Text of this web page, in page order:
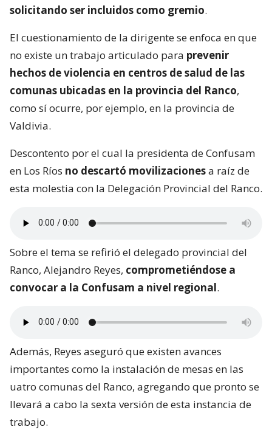
solicitando ser incluidos como gremio.
El cuestionamiento de la dirigente se enfoca en que
no existe un trabajo articulado para prevenir
hechos de violencia en centros de salud de las
comunas ubicadas en la provincia del Ranco,
como sí ocurre, por ejemplo, en la provincia de
Valdivia.
Descontento por el cual la presidenta de Confusam
en Los Ríos no descartó movilizacionesa raíz de
esta molestia con la Delegación Provincial del Ranco.
Sobre el tema se refirió el delegado provincial del
Ranco, Alejandro Reyes, comprometiéndose a
convocar a la Confusam a nivel regional.
Además, Reyes aseguró que existen avances
importantes como la instalación de mesas en las
uatro comunas del Ranco, agregando que pronto se
llevará a cabo la sexta versión de esta instancia de
trabajo.